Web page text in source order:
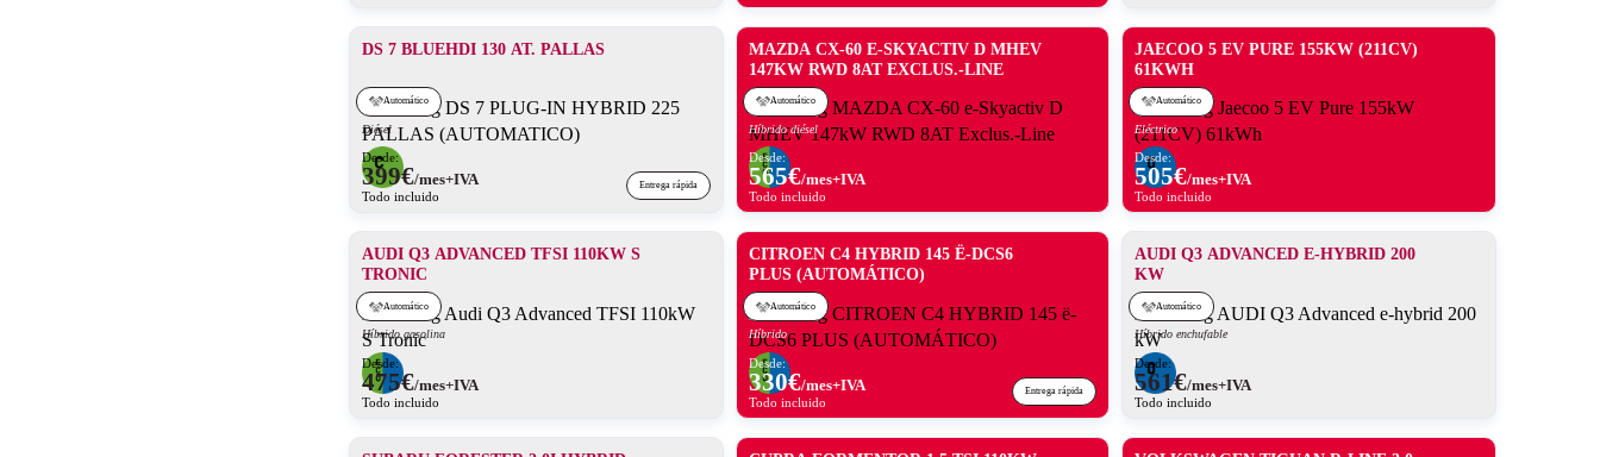
DS 7 BLUEHDI 130 AT. PALLAS
Automático
Diésel
Desde:
399€/mes+IVA
Todo incluido
Entrega rápida
MAZDA CX-60 E-SKYACTIV D MHEV
147KW RWD 8AT EXCLUS.-LINE
Automático
Híbrido diésel
Desde:
565€/mes+IVA
Todo incluido
JAECOO 5 EV PURE 155KW (211CV)
61KWH
Automático
Eléctrico
Desde:
505€/mes+IVA
Todo incluido
AUDI Q3 ADVANCED TFSI 110KW S
TRONIC
Automático
Híbrido gasolina
Desde:
475€/mes+IVA
Todo incluido
CITROEN C4 HYBRID 145 Ë-DCS6
PLUS (AUTOMÁTICO)
Automático
Híbrido
Desde:
330€/mes+IVA
Todo incluido
Entrega rápida
AUDI Q3 ADVANCED E-HYBRID 200
KW
Automático
Híbrido enchufable
Desde:
561€/mes+IVA
Todo incluido